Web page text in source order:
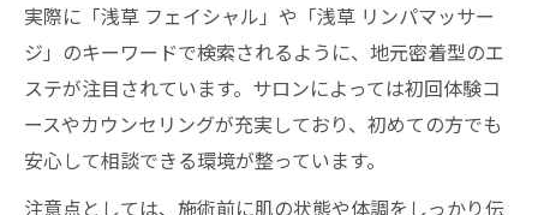
実際に「浅草 フェイシャル」や「浅草 リンパマッサー
ジ」のキーワードで検索されるように、地元密着型のエ
ステが注目されています。サロンによっては初回体験コ
ースやカウンセリングが充実しており、初めての方でも
安心して相談できる環境が整っています。
注意点としては、施術前に肌の状態や体調をしっかり伝